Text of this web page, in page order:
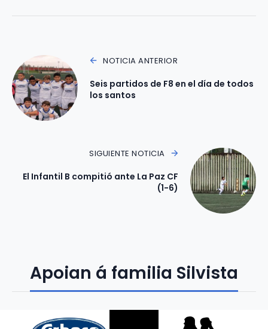
NOTICIA ANTERIOR
Seis partidos de F8 en el día de todos
los santos
SIGUIENTE NOTICIA
El Infantil B compitió ante La Paz CF
(1-6)
Apoian á familia Silvista